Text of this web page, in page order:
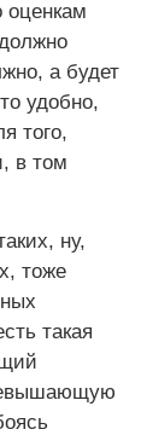
а будет
удобно,
того,
в том
ну,
тоже
такая